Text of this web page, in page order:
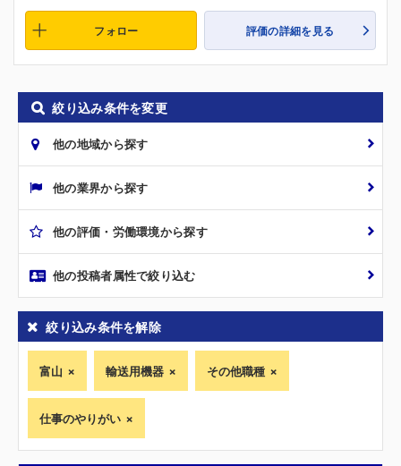
フォロー 評価の詳細を見る
絞り込み条件を変更
他の地域から探す
他の業界から探す
他の評価・労働環境から探す
他の投稿者属性で絞り込む
絞り込み条件を解除
富山 輸送用機器 その他職種
仕事のやりがい